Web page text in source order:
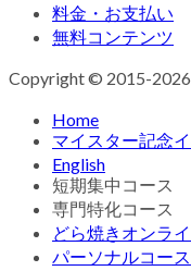
料金・お支払い
無料コンテンツ
Copyright © 2015-2026
Home
マイスター記念
English
短期集中コース
専門特化コース
どら焼きオンラ
パーソナルコース